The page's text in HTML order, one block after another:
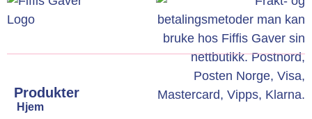
Produkter
Hjem